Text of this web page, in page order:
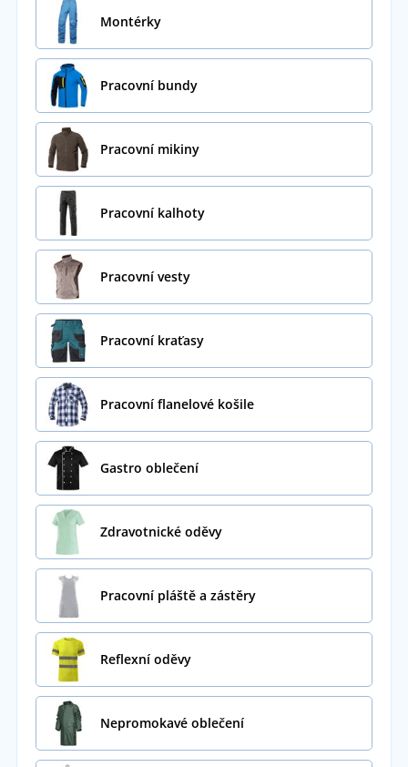
Montérky
Pracovní bundy
Pracovní mikiny
Pracovní kalhoty
Pracovní vesty
Pracovní kraťasy
Pracovní flanelové košile
Gastro oblečení
Zdravotnické oděvy
Pracovní pláště a zástěry
Reflexní oděvy
Nepromokavé oblečení